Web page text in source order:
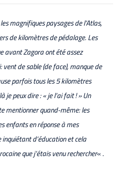
magnifiques paysages de l’Atlas,
de kilomètres de pédalage. Les
avant Zagora ont été assez
vent de sable (de face), manque de
parfois tous les 5 kilomètres
je peux dire : « je l’ai fait ! » Un
mentionner quand-même: les
enfants en réponse à mes
d’éducation et cela
que j’étais venu rechercher« .